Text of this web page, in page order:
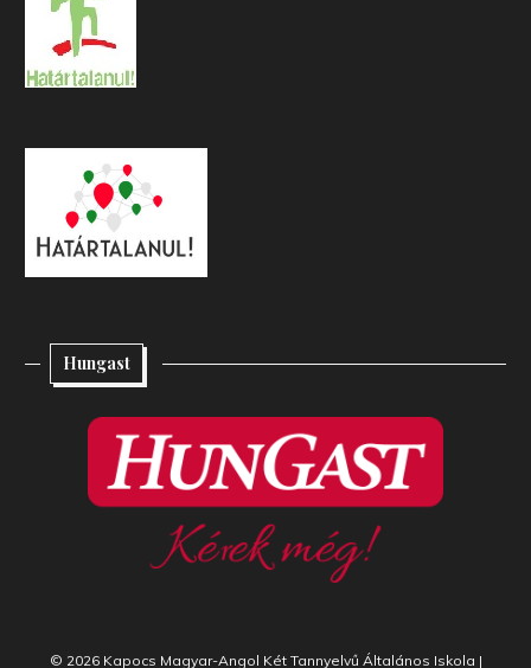
Hungast
© 2026 Kapocs Magyar-Angol Két Tannyelvű Általános Iskola |